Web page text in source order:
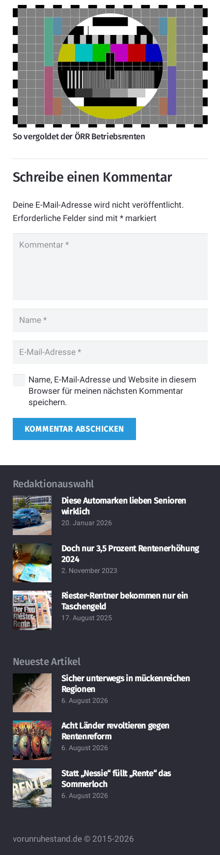
So vergoldet der ÖRR Betriebsrenten
Schreibe einen Kommentar
Deine E-Mail-Adresse wird nicht veröffentlicht.
Erforderliche Felder sind mit *markiert
Name, E-Mail-Adresse und Website in diesem
Browser für meinen nächsten Kommentar
speichern.
KOMMENTAR ABSCHICKEN
Redaktionauswahl
Diese Automarken lieben Senioren
wirklich
20. Januar 2026
Doch nur 3,5 Prozent Rentenerhöhung
2024
2. November 2023
Riester-Rentner bekommen nur ein
Taschengeld
17. August 2025
Neueste Artikel
Sicher unterwegs in mückenreichen
Regionen
6. August 2026
Acht Länder revoltieren gegen
Rentenreform
6. August 2026
Statt „Nessie“ füllt „Rente“ das
Sommerloch
6. August 2026
vorunruhestand.de © 2015-2026